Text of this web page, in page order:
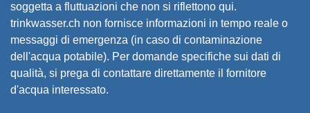
soggetta a fluttuazioni che non si riflettono qui.
trinkwasser.ch non fornisce informazioni in tempo reale o
messaggi di emergenza (in caso di contaminazione
dell'acqua potabile). Per domande specifiche sui dati di
qualità, si prega di contattare direttamente il fornitore
d'acqua interessato.